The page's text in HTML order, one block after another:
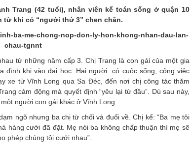
Trang (42 tuổi), nhân viên kế toán sống ở quận 10
từ khi có “người thứ 3” chen chân.
từ những năm cấp 3. Chị Trang là con gái của một gia
đình khi vào đại học. Hai người có cuộc sống, công việc
xe từ Vĩnh Long qua Sa Đéc, đến nơi chị công tác thăm
cảm động mà quyết định “yêu lại từ đầu”. Dù sau này,
người con gái khác ở Vĩnh Long.
ngõ nhưng ba chị từ chối và đuổi về. Chị kể: “Ba mẹ tôi
hàng cưới đã đặt. Mẹ nói ba không chấp thuận thì mẹ sẽ
phép chúng tôi cưới nhau”.